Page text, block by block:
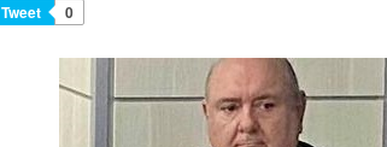
Tweet 0